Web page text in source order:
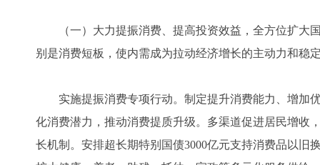
（一）大力提振消费、提高投资效益，全方位扩大
别是消费短板，使内需成为拉动经济增长的主动力和稳
实施提振消费专项行动。制定提升消费能力、增加
化消费潜力，推动消费提质升级。多渠道促进居民增收
长机制。安排超长期特别国债3000亿元支持消费品以旧